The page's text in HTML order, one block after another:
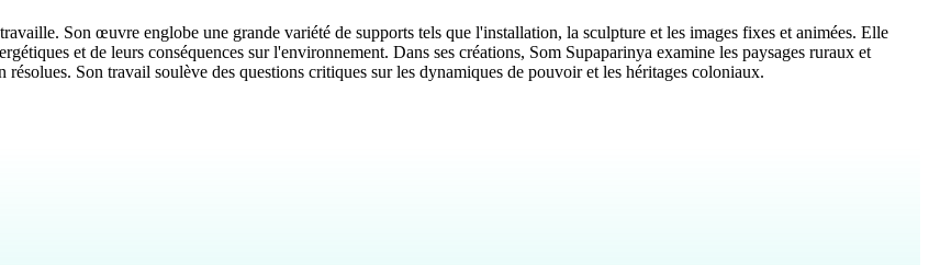
Son œuvre englobe une grande variété de supports tels que l'installation, la sculpture et les images fixes et animées. Elle
et de leurs conséquences sur l'environnement. Dans ses créations, Som Supaparinya examine les paysages ruraux et
Son travail soulève des questions critiques sur les dynamiques de pouvoir et les héritages coloniaux.